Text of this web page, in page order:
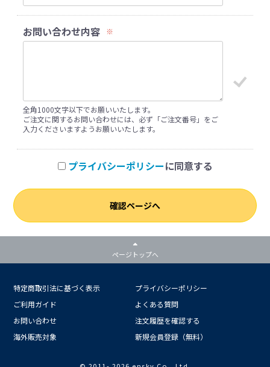
お問い合わせ内容 ※
全角1000文字以下でお願いいたします。
ご注文に関するお問い合わせには、必ず「ご注文番号」をご
入力くださいますようお願いいたします。
プライバシーポリシーに同意する
確認ページへ
ページトップへ
特定商取引法に基づく表示
プライバシーポリシー
ご利用ガイド
よくある質問
お問い合わせ
注文履歴を確認する
海外販売対象
新規会員登録（無料）